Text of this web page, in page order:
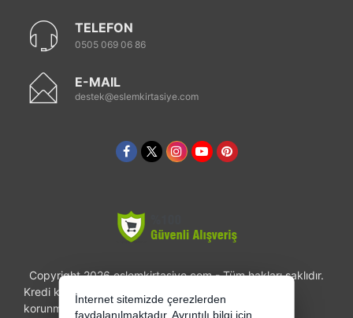
TELEFON
0505 069 06 86
E-MAIL
destek@eslemkirtasiye.com
Copyright 2026 eslemkirtasiye.com - Tüm hakları saklıdır.
Kredi kartı bilgileriniz 256bit SSL sertifikası ile
korunmaktadır.
İnternet sitemizde çerezlerden
faydalanılmaktadır. Ayrıntılı bilgi için